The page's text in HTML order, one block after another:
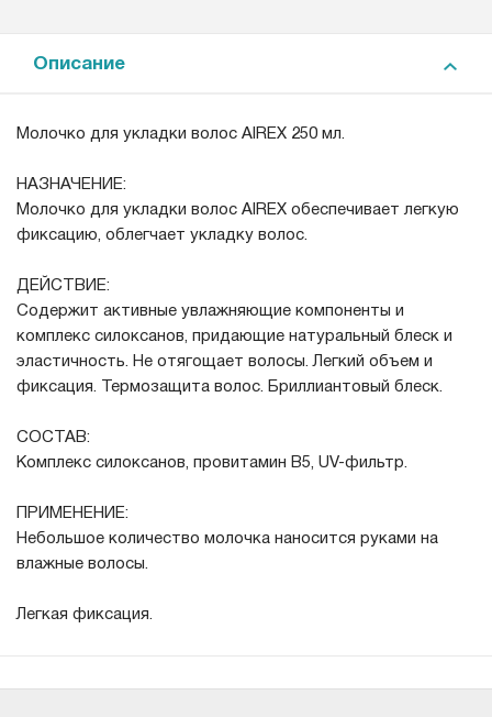
Описание
Молочко для укладки волос AIREX 250 мл.
НАЗНАЧЕНИЕ:
Молочко для укладки волос AIREX обеспечивает легкую
фиксацию, облегчает укладку волос.
ДЕЙСТВИЕ:
Содержит активные увлажняющие компоненты и
комплекс силоксанов, придающие натуральный блеск и
эластичность. Не отягощает волосы. Легкий объем и
фиксация. Термозащита волос. Бриллиантовый блеск.
СОСТАВ:
Комплекс силоксанов, провитамин В5, UV-фильтр.
ПРИМЕНЕНИЕ:
Небольшое количество молочка наносится руками на
влажные волосы.
Легкая фиксация.